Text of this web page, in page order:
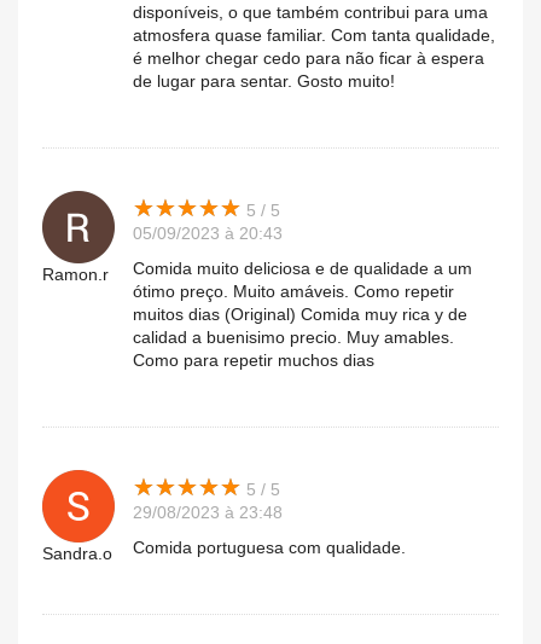
disponíveis, o que também contribui para uma
atmosfera quase familiar. Com tanta qualidade,
é melhor chegar cedo para não ficar à espera
de lugar para sentar. Gosto muito!
Ramon.r
★★★★★
★★★★★ 5 / 5
05/09/2023 à 20:43
Comida muito deliciosa e de qualidade a um
ótimo preço. Muito amáveis. Como repetir
muitos dias (Original) Comida muy rica y de
calidad a buenisimo precio. Muy amables.
Como para repetir muchos dias
Sandra.o
★★★★★
★★★★★ 5 / 5
29/08/2023 à 23:48
Comida portuguesa com qualidade.